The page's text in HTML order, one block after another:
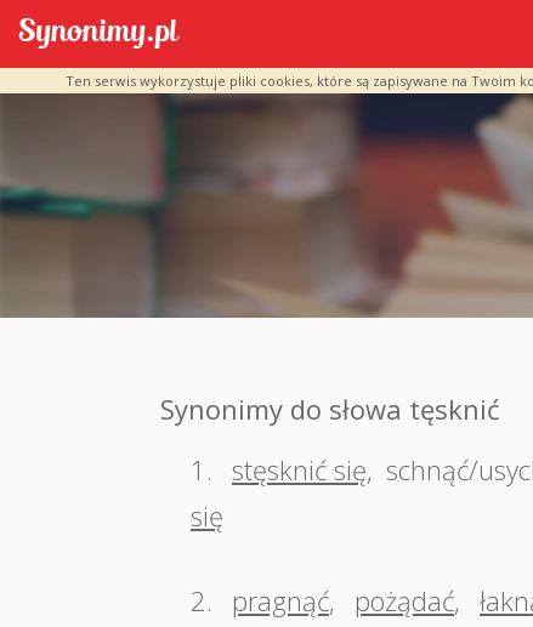
Ten serwis wykorzystuje pliki cookies, które są zapisywane na Twoim
Synonimy do słowa tęsknić
1.
stęsknić się, schnąć/
się
2. pragnąć, pożądać,